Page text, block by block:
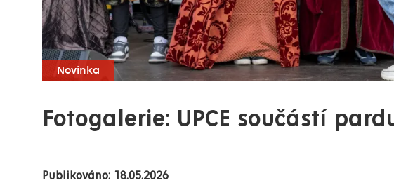
Novinka
Fotogalerie: UPCE součástí
Publikováno: 18.05.2026